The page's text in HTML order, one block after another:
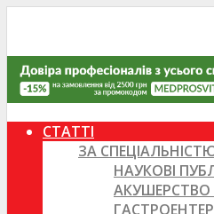
СТАТТІ
ЗА
НАУКОВІ
АКУШЕРСТВО